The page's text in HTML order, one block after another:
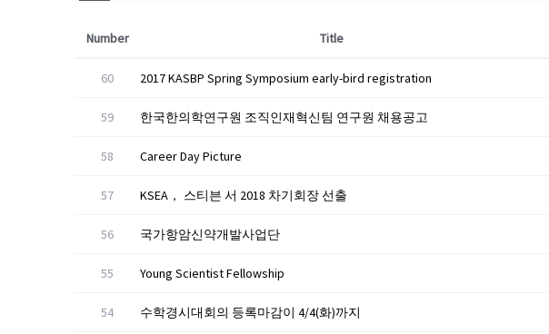
Number Title
60 2017 KASBP Spring Symposium early-bird registration
59 한국한의학연구원 조직인재혁신팀 연구원 채용공고
58 Career Day Picture
57 KSEA， 스티븐 서 2018 차기회장 선출
56 국가항암신약개발사업단
55 Young Scientist Fellowship
54 수학경시대회의 등록마감이 4/4(화)까지